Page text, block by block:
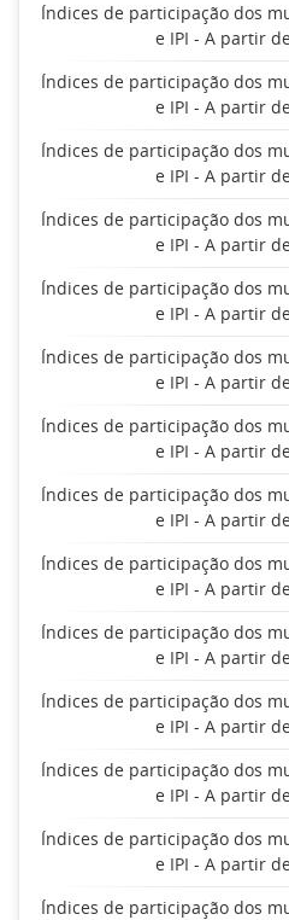
Índices de participação dos
e IPI - A partir
Índices de participação dos
e IPI - A partir
Índices de participação dos
e IPI - A partir
Índices de participação dos
e IPI - A partir
Índices de participação dos
e IPI - A partir
Índices de participação dos
e IPI - A partir
Índices de participação dos
e IPI - A partir
Índices de participação dos
e IPI - A partir
Índices de participação dos
e IPI - A partir
Índices de participação dos
e IPI - A partir
Índices de participação dos
e IPI - A partir
Índices de participação dos
e IPI - A partir
Índices de participação dos
e IPI - A partir
Índices de participação dos